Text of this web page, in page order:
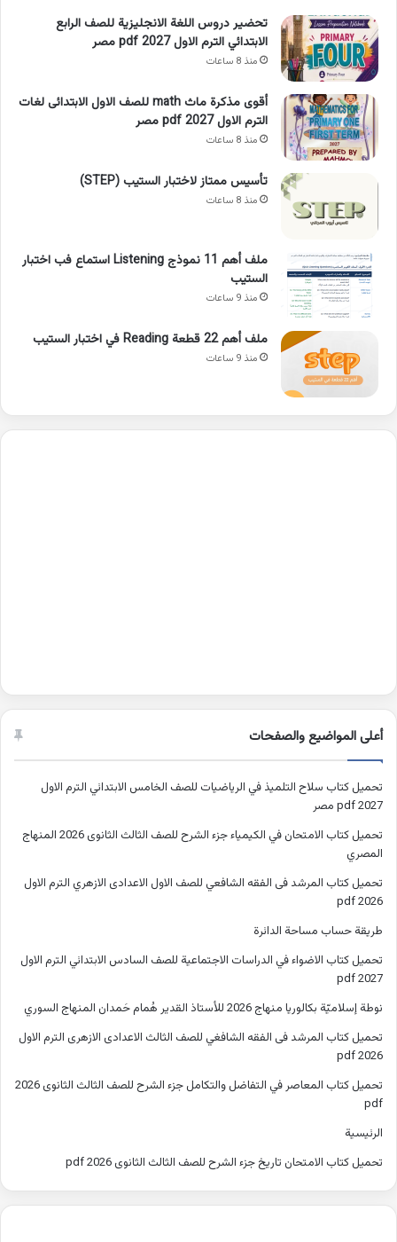
تحضير دروس اللغة الانجليزية للصف الرابع
الابتدائي الترم الاول 2027 pdf مصر
منذ 8 ساعات
أقوى مذكرة ماث math للصف الاول الابتدائى لغات
الترم الاول pdf 2027 مصر
منذ 8 ساعات
تأسيس ممتاز لاختبار الستيب (STEP)
منذ 8 ساعات
ملف أهم 11 نموذج Listening استماع فب اختبار
الستيب
منذ 9 ساعات
ملف أهم 22 قطعة Reading في اختبار الستيب
منذ 9 ساعات
أعلى المواضيع والصفحات
تحميل كتاب سلاح التلميذ في الرياضيات للصف الخامس الابتدائي الترم الاول
2027 pdf مصر
تحميل كتاب الامتحان في الكيمياء جزء الشرح للصف الثالث الثانوى 2026 المنهاج
المصري
تحميل كتاب المرشد فى الفقه الشافعي للصف الاول الاعدادى الازهري الترم الاول
2026 pdf
طريقة حساب مساحة الدائرة
تحميل كتاب الاضواء في الدراسات الاجتماعية للصف السادس الابتدائي الترم الاول
2027 pdf
نوطة إسلاميّة بكالوريا منهاج 2026 للأستاذ القدير هُمام حَمدان المنهاج السوري
تحميل كتاب المرشد فى الفقه الشافغي للصف الثالث الاعدادى الازهرى الترم الاول
2026 pdf
تحميل كتاب المعاصر في التفاضل والتكامل جزء الشرح للصف الثالث الثانوى 2026
pdf
الرئيسية
تحميل كتاب الامتحان تاريخ جزء الشرح للصف الثالث الثانوى 2026 pdf